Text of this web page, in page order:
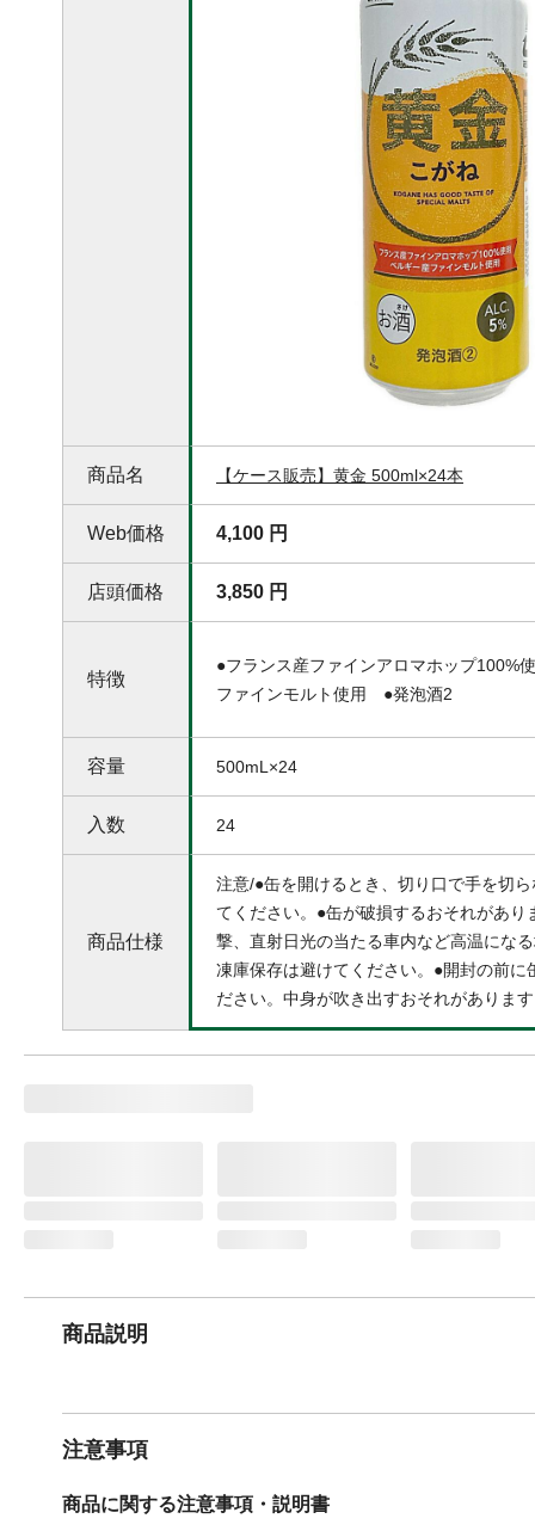
商品名 【ケース販売】黄金 500ml×24本
Web価格 4,100 円
店頭価格 3,850 円
特徴
●フランス産ファインアロマホップ100%
ファインモルト使用 ●発泡酒2
容量 500mL×24
入数 24
商品仕様
注意/●缶を開けるとき、切り口で手を切
てください。●缶が破損するおそれがあり
撃、直射日光の当たる車内など高温にな
凍庫保存は避けてください。●開封の前に
ださい。中身が吹き出すおそれがありま
商品説明
注意事項
商品に関する注意事項・説明書